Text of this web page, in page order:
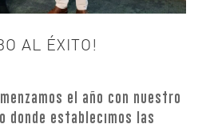
AL ÉXITO!
el año con nuestro
donde establecimos las